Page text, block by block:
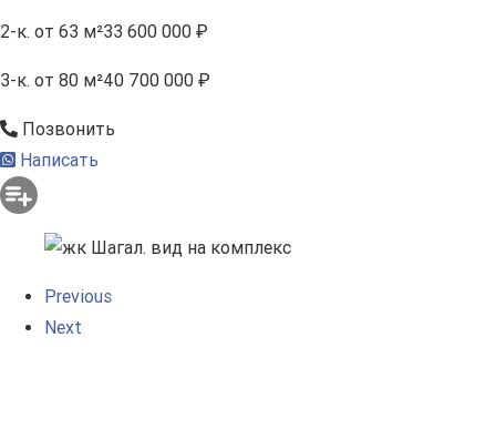
2-к. от 63 м²33 600 000 ₽
3-к. от 80 м²40 700 000 ₽
Позвонить
Написать
Previous
Next